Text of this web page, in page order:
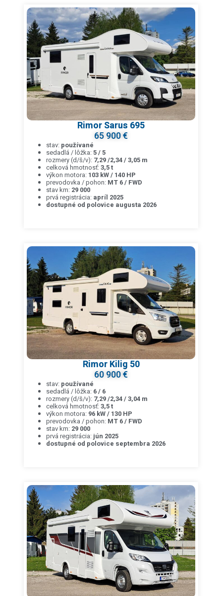
Rimor Sarus 695
65 900 €
stav: používané
sedadlá / lôžka:5 / 5
rozmery (d/š/v): 7,29 /2,34 / 3,05 m
celková hmotnosť:3,5 t
výkon motora: 103 kW / 140 HP
prevodovka / pohon: MT 6 / FWD
stav km: 29 000
prvá registrácia: apríl 2025
dostupné od polovice augusta 2026
Rimor Kilig 50
60 900 €
stav: používané
sedadlá / lôžka: 6 / 6
rozmery (d/š/v): 7,29 /2,34 / 3,04 m
celková hmotnosť:3,5 t
výkon motora: 96 kW / 130 HP
prevodovka / pohon: MT 6 / FWD
stav km: 29 000
prvá registrácia: jún 2025
dostupné od polovice septembra 2026